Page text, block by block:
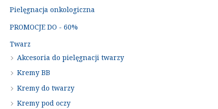
Pielęgnacja onkologiczna
PROMOCJE DO - 60%
Twarz
Akcesoria do pielęgnacji twarzy
Kremy BB
Kremy do twarzy
Kremy pod oczy